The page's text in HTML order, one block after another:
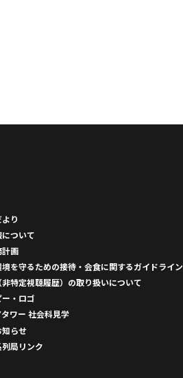
り
ついて
画
を守るための接待・会食に関するガイドライン
特定視聴履歴）の取り扱いについて
・ロゴ
ワー 社会科見学
らせ
局リンク